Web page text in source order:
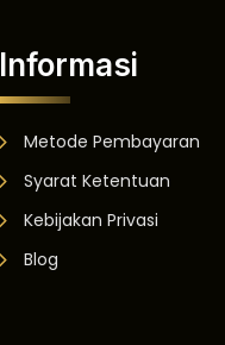
Informasi
Metode Pembayaran
Syarat Ketentuan
Kebijakan Privasi
Blog